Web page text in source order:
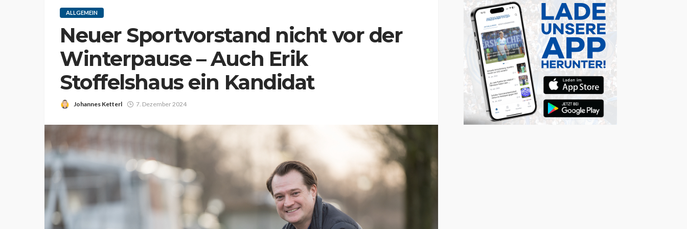
ALLGEMEIN
Neuer Sportvorstand nicht vor der
Winterpause – Auch Erik
Stoffelshaus ein Kandidat
Johannes Ketterl 7. Dezember 2024